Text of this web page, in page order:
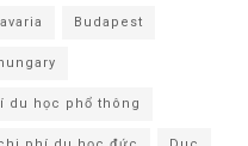
Budapest
du học phổ thông